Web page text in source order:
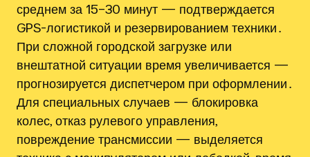
среднем за 15–30 минут — подтверждается
GPS-логистикой и резервированием техники․
При сложной городской загрузке или
внештатной ситуации время увеличивается —
прогнозируется диспетчером при оформлении․
Для специальных случаев — блокировка
колес, отказ рулевого управления,
повреждение трансмиссии — выделяется